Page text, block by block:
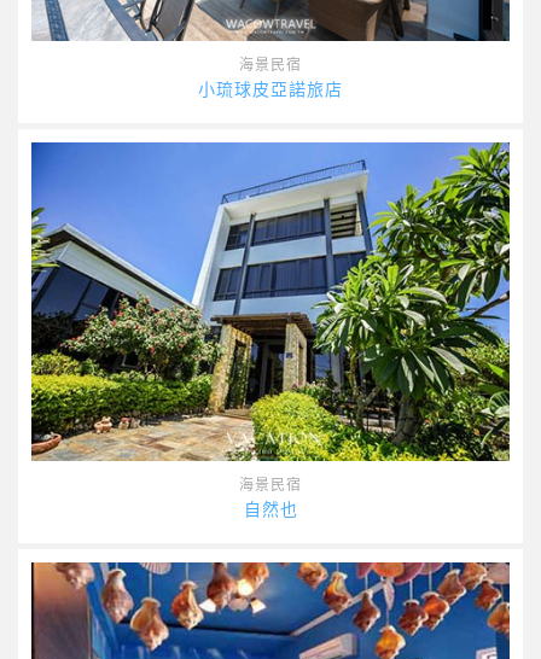
海景民宿
小琉球皮亞諾旅店
海景民宿
自然也